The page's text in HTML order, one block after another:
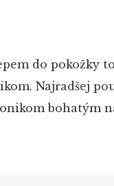
do pokožky
Najradšej
bohatým